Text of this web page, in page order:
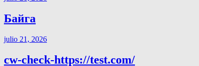
Байга
julio 21, 2026
cw-check-https://test.com/